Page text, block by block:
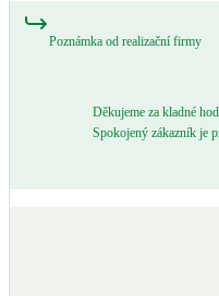
Poznámka od realizační firmy
Děkujeme za kladné
Spokojený zákazník je